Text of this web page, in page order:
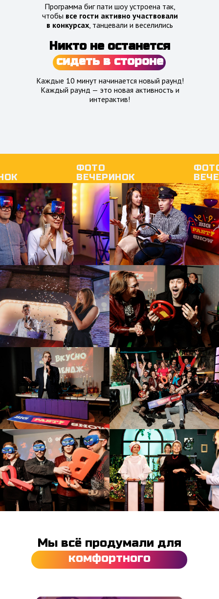
Никто не останется
сидеть в стороне
Программа биг пати шоу устроена так,
чтобы все гости активно участвовали
в конкурсах, танцевали и веселились
Каждые 10 минут начинается новый раунд!
Каждый раунд — это новая активность и
интерактив!
ФОТО
ВЕЧЕРИНОК
Мы всё продумали для
комфортного
праздника